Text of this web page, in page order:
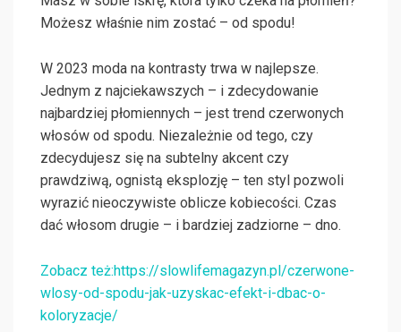
Możesz właśnie nim zostać – od spodu!
W 2023 moda na kontrasty trwa w najlepsze.
Jednym z najciekawszych – i zdecydowanie
najbardziej płomiennych – jest trend czerwonych
włosów od spodu. Niezależnie od tego, czy
zdecydujesz się na subtelny akcent czy
prawdziwą, ognistą eksplozję – ten styl pozwoli
wyrazić nieoczywiste oblicze kobiecości. Czas
dać włosom drugie – i bardziej zadziorne – dno.
Zobacz też:https://slowlifemagazyn.pl/czerwone-
wlosy-od-spodu-jak-uzyskac-efekt-i-dbac-o-
koloryzacje/